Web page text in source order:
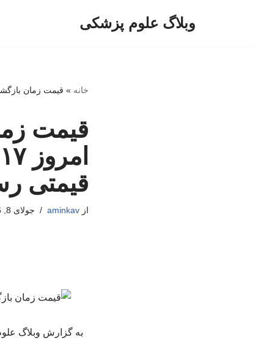
وبلاگ علوم پزشکی
خانه » قیمت زمان بازگشایی دلار، یورو و
قیمت
قیمتی
ازaminkav جولای 8, 2026